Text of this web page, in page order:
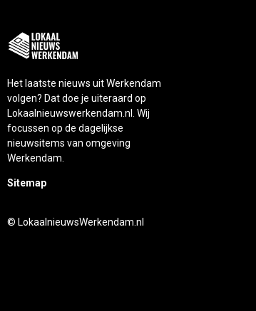
Het laatste nieuws uit Werkendam
volgen? Dat doe je uiteraard op
Lokaalnieuwswerkendam.nl. Wij
focussen op de dagelijkse
nieuwsitems van omgeving
Werkendam.
Sitemap
© LokaalnieuwsWerkendam.nl